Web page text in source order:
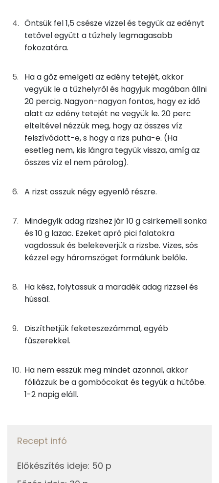
Kálcium
Kolin:
Niacin - B3 vitamin:
Tiamin - B1 vitamin:
E vitamin:
B6 vitamin:
Fehérje
Összesen 5.4 g
Zsír
Telített zsírsav
0 g
Többszörösen telítetlen zsírsav
Ásványi anyagok
Öntsük fel 1,5 csésze vizzel és tegyük az edényt
tetővel együtt a tűzhely legmagasabb
fokozatára.
Ha a gőz emelgeti az edény tetejét, akkor
vegyük le a tűzhelyről és hagyjuk magában állni
20 percig. Nagyon-nagyon fontos, hogy ez idő
alatt az edény tetejét ne vegyük le. 20 perc
elteltével nézzük meg, hogy az összes víz
felszívódott-e, s hogy a rizs puha-e. (Ha
esetleg nem, kis lángra tegyük vissza, amíg az
összes víz el nem párolog).
A rizst osszuk négy egyenlő részre.
Mindegyik adag rizshez jár 10 g csirkemell sonka
és 10 g lazac. Ezeket apró pici falatokra
vagdossuk és belekeverjük a rizsbe. Vizes, sós
kézzel egy háromszöget formálunk belőle.
Ha kész, folytassuk a maradék adag rizzsel és
hússal.
Diszíthetjük feketeszezámmal, egyéb
fűszerekkel.
Ha nem esszük meg mindet azonnal, akkor
fóliázzuk be a gombócokat és tegyük a hütőbe.
1-2 napig eláll.
Recept infó
Előkészítés ideje: 50 p